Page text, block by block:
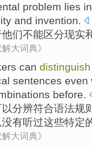
problem lies in
and invention.
他们不能区分现实
大词典》
can distinguish
sentences even
before.
分辨符合语法规
没有听过这些特定
大词典》